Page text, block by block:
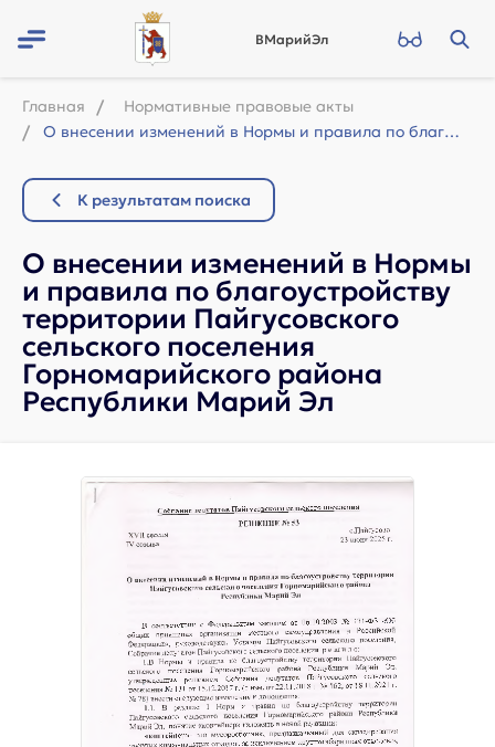
ВМарийЭл
Главная
Нормативные правовые акты
О внесении изменений в Нормы и правила по благоустройству территории Пайгусовско...
К результатам поиска
О внесении изменений в Нормы
и правила по благоустройству
территории Пайгусовского
сельского поселения
Горномарийского района
Республики Марий Эл